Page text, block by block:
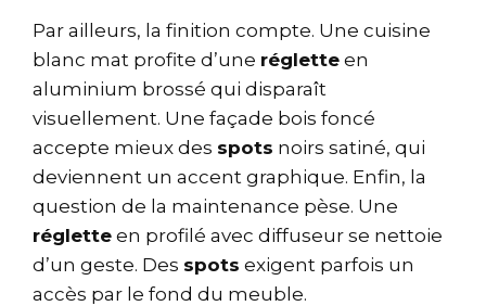
Par ailleurs, la finition compte. Une cuisine
blanc mat profite d’une réglette en
aluminium brossé qui disparaît
visuellement. Une façade bois foncé
accepte mieux des spots noirs satiné, qui
deviennent un accent graphique. Enfin, la
question de la maintenance pèse. Une
réglette en profilé avec diffuseur se nettoie
d’un geste. Des spots exigent parfois un
accès par le fond du meuble.